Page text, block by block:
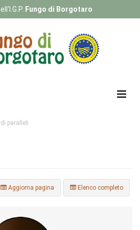
Fungo di Borgotaro
paralleli
Elenco completo
Aggiorna pagina